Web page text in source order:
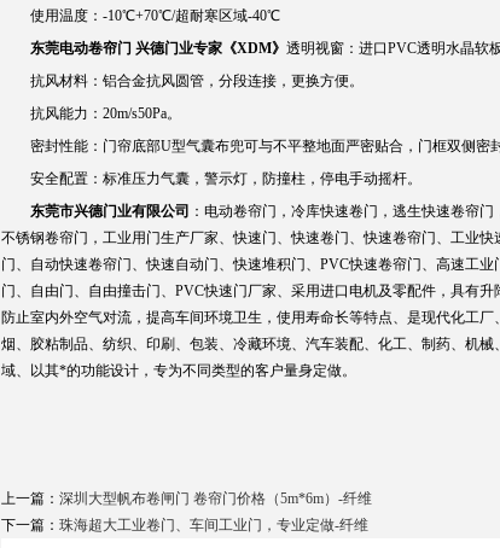
使用温度：-10℃+70℃/超耐寒区域-40℃
东莞电动卷帘门 兴德门业专家《XDM》 透明视窗：进口PVC透明水晶软
抗风材料：铝合金抗风圆管，分段连接，更换方便。
抗风能力：20m/s50Pa。
密封性能：门帘底部U型气囊布兜可与不平整地面严密贴合，门框双侧密封
安全配置：标准压力气囊，警示灯，防撞柱，停电手动摇杆。
东莞市兴德门业有限公司 ：电动卷帘门，冷库快速卷门，逃生快速卷帘
不锈钢卷帘门，工业用门生产厂家、快速门、快速卷门、快速卷帘门、工业
门、自动快速卷帘门、快速自动门、快速堆积门、PVC快速卷帘门、高速工
门、自由门、自由撞击门、PVC快速门厂家、采用进口电机及零配件，具有
防止室内外空气对流，提高车间环境卫生，使用寿命长等特点、是现代化工
烟、胶粘制品、纺织、印刷、包装、冷藏环境、汽车装配、化工、制药、机
域、以其*的功能设计，专为不同类型的客户量身定做。
上一篇： 深圳大型帆布卷闸门 卷帘门价格（5m*6m）-纤维
下一篇： 珠海超大工业卷门、车间工业门，专业定做-纤维